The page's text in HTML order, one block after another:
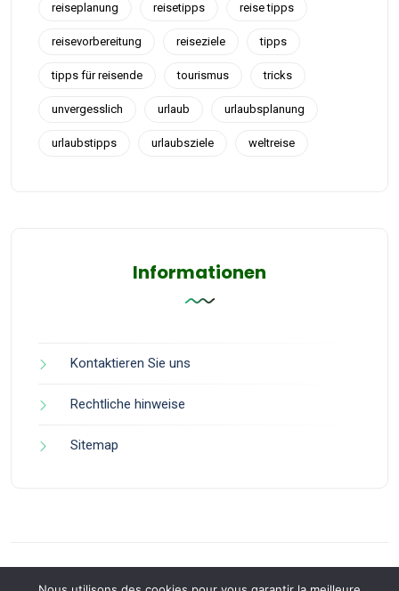
reiseplanung reisetipps reise tipps
reisevorbereitung reiseziele tipps
tipps für reisende tourismus tricks
unvergesslich urlaub urlaubsplanung
urlaubstipps urlaubsziele weltreise
Informationen
Kontaktieren Sie uns
Rechtliche hinweise
Sitemap